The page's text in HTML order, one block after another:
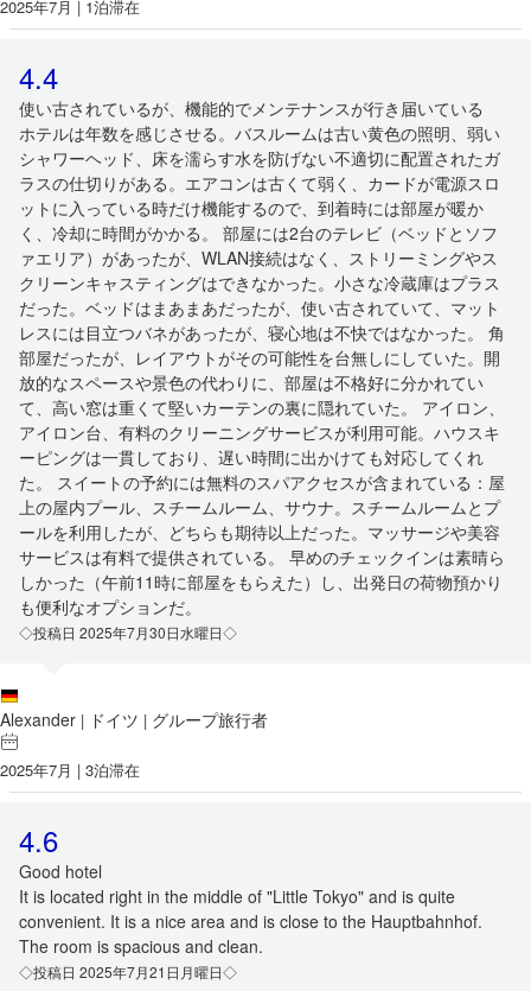
2025年7月 | 1泊滞在
4.4
使い古されているが、機能的でメンテナンスが行き届いている
ホテルは年数を感じさせる。バスルームは古い黄色の照明、弱い
シャワーヘッド、床を濡らす水を防げない不適切に配置されたガ
ラスの仕切りがある。エアコンは古くて弱く、カードが電源スロ
ットに入っている時だけ機能するので、到着時には部屋が暖か
く、冷却に時間がかかる。 部屋には2台のテレビ（ベッドとソフ
ァエリア）があったが、WLAN接続はなく、ストリーミングやス
クリーンキャスティングはできなかった。小さな冷蔵庫はプラス
だった。ベッドはまあまあだったが、使い古されていて、マット
レスには目立つバネがあったが、寝心地は不快ではなかった。 角
部屋だったが、レイアウトがその可能性を台無しにしていた。開
放的なスペースや景色の代わりに、部屋は不格好に分かれてい
て、高い窓は重くて堅いカーテンの裏に隠れていた。 アイロン、
アイロン台、有料のクリーニングサービスが利用可能。ハウスキ
ーピングは一貫しており、遅い時間に出かけても対応してくれ
た。 スイートの予約には無料のスパアクセスが含まれている：屋
上の屋内プール、スチームルーム、サウナ。スチームルームとプ
ールを利用したが、どちらも期待以上だった。マッサージや美容
サービスは有料で提供されている。 早めのチェックインは素晴ら
しかった（午前11時に部屋をもらえた）し、出発日の荷物預かり
も便利なオプションだ。
◇投稿日 2025年7月30日水曜日◇
Alexander | ドイツ | グループ旅行者
2025年7月 | 3泊滞在
4.6
Good hotel
It is located right in the middle of "Little Tokyo" and is quite
convenient. It is a nice area and is close to the Hauptbahnhof.
The room is spacious and clean.
◇投稿日 2025年7月21日月曜日◇